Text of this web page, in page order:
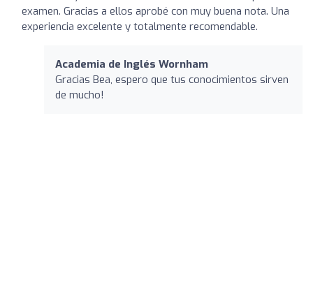
examen. Gracias a ellos aprobé con muy buena nota. Una
experiencia excelente y totalmente recomendable.
Academia de Inglés Wornham
Gracias Bea, espero que tus conocimientos sirven
de mucho!